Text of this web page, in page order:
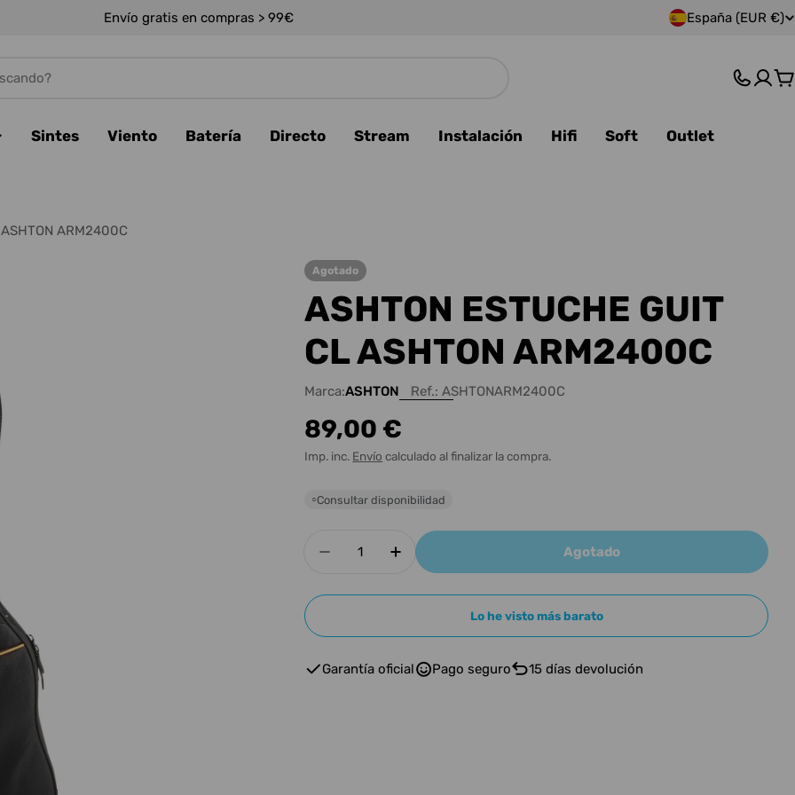
Envío gratis en compras > 99€
P
s
g
i
ó
España (EUR €)
Sintes Viento Batería Directo Stream Instalación Hifi Soft
Outlet
ARM2400C
Agotado
ASHTON ESTUCHE GUIT
CL ASHTON ARM2400C
Marca:ASHTON Ref.: ASHTONARM2400C
Precio
habitual
89,00 €
Imp. inc. Envío calculado al finalizar la compra.
○Consultar disponibilidad
Disminuir cantidad para ASHTON ESTUCHE GUIT CL
Aumentar cantidad para ASHTON ESTUCHE GUIT
Agotado
Lo he visto más barato
Garantía oficial Pago seguro 15 días devolución